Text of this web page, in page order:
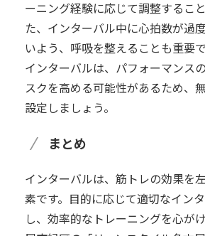
ーニング経験に応じて調整するこ
た、インターバル中に心拍数が過
いよう、呼吸を整えることも重要
インターバルは、パフォーマンス
スクを高める可能性があるため、
設定しましょう。
まとめ
インターバルは、筋トレの効果を
素です。目的に応じて適切なイン
し、効率的なトレーニングを心が